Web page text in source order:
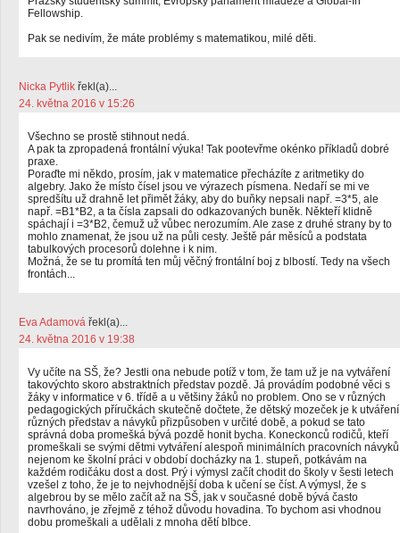
Fellowship.
Pak se nedivím, že máte problémy s matematikou, milé děti.
Nicka Pytlik řekl(a)...
24. května 2016 v 15:26
Všechno se prostě stihnout nedá.
A pak ta zpropadená frontální výuka! Tak pootevřme okénko příkladů dobré
praxe.
Poraďte mi někdo, prosím, jak v matematice přecházíte z aritmetiky do
algebry. Jako že místo čísel jsou ve výrazech písmena. Nedaří se mi ve
spredšítu už drahně let přimět žáky, aby do buňky nepsali např. =3*5, ale
např. =B1*B2, a ta čísla zapsali do odkazovaných buněk. Někteří klidně
spáchají i =3*B2, čemuž už vůbec nerozumím. Ale zase z druhé strany by to
mohlo znamenat, že jsou už na půli cesty. Ještě pár měsíců a podstata
tabulkových procesorů dolehne i k nim.
Možná, že se tu promítá ten můj věčný frontální boj z blbostí. Tedy na všech
frontách...
Eva Adamová řekl(a)...
24. května 2016 v 19:38
Vy učíte na SŠ, že? Jestli ona nebude potíž v tom, že tam už je na vytváření
takovýchto skoro abstraktních představ pozdě. Já provádím podobné věci s
žáky v informatice v 6. třídě a u většiny žáků no problem. Ono se v různých
pedagogických příručkách skutečně dočtete, že dětský mozeček je k utváření
různých představ a návyků přizpůsoben v určité době, a pokud se tato
správná doba promešká bývá pozdě honit bycha. Koneckonců rodičů, kteří
promeškali se svými dětmi vytváření alespoň minimálních pracovních návyků
nejenom ke školní práci v období docházky na 1. stupeň, potkávám na
každém rodičáku dost a dost. Prý i výmysl začít chodit do školy v šesti letech
vzešel z toho, že je to nejvhodnější doba k učení se číst. A výmysl, že s
algebrou by se mělo začít až na SŠ, jak v současné době bývá často
navrhováno, je zřejmě z téhož důvodu hovadina. To bychom asi vhodnou
dobu promeškali a udělali z mnoha dětí blbce.